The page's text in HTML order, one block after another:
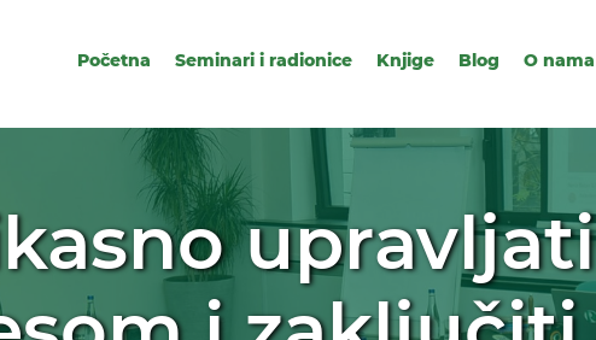
Početna Seminari i radionice Knjige Blog O nama